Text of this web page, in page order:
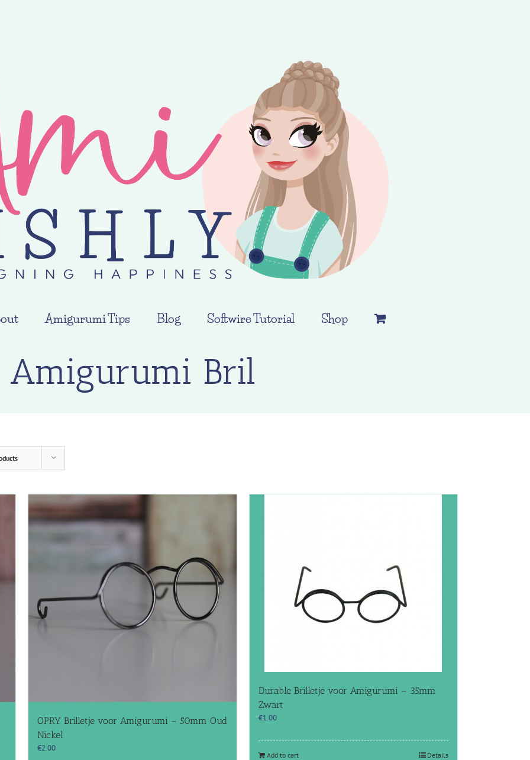
Amigurumi Tips Blog Softwire Tutorial Shop
Amigurumi Bril
OPRY Brilletje voor Amigurumi – 50mm Oud
Nickel
€2.00
Durable Brilletje voor Amigurumi – 35mm
Zwart
€1.00
Add to cart Details